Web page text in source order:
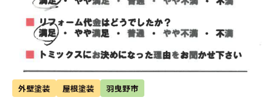
外壁塗装 屋根塗装 羽曳野市